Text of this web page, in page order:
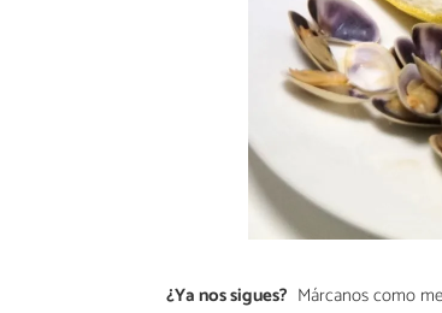
¿Ya nos sigues? Márcanos como